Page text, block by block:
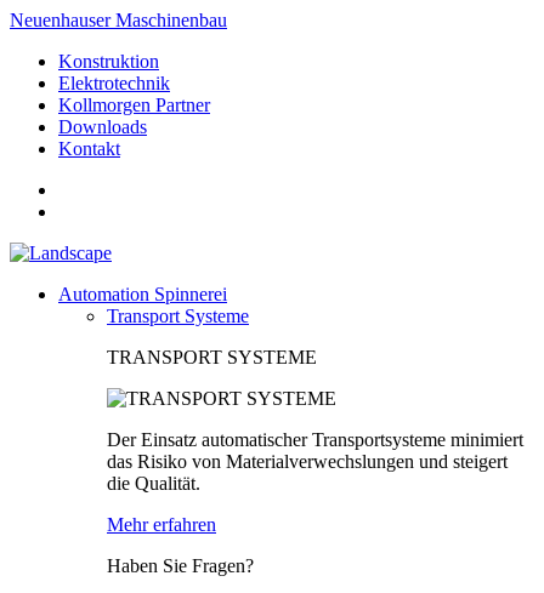
Neuenhauser Maschinenbau
Konstruktion
Elektrotechnik
Kollmorgen Partner
Downloads
Kontakt
Automation Spinnerei
Transport Systeme
TRANSPORT SYSTEME
Der Einsatz automatischer Transportsysteme minimiert
das Risiko von Materialverwechslungen und steigert
die Qualität.
Mehr erfahren
Haben Sie Fragen?